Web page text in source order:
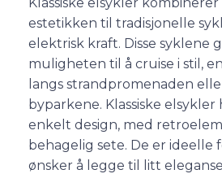
estetikken til tradisjonelle
elektrisk kraft. Disse syklene
muligheten til å cruise i stil,
langs strandpromenaden
byparkene. Klassiske elsykler
enkelt design, med
behagelig sete. De er ideelle
ønsker å legge til litt